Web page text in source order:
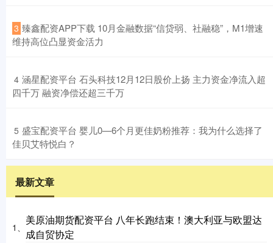
3 ​臻鑫配资APP下载 10月金融数据“信贷弱、社融稳”，M1增速
维持高位凸显资金活力
4 ​涵星配资平台 石头科技12月12日股价上扬 主力资金净流入超
四千万 融资净偿还超三千万
5 ​盛宝配资平台 婴儿0—6个月更佳奶粉推荐：我为什么选择了
佳贝艾特悦白？
最新文章
1、
美原油期货配资平台 八年长跑结束！澳大利亚与欧盟达
成自贸协定